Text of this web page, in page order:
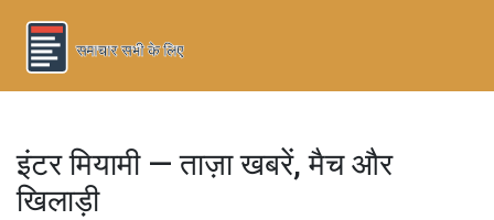
इंटर मियामी — ताज़ा खबरें, मैच और
खिलाड़ी